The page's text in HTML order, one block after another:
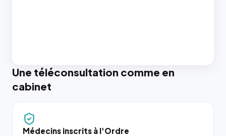
Une téléconsultation comme en
cabinet
Médecins inscrits à l'Ordre